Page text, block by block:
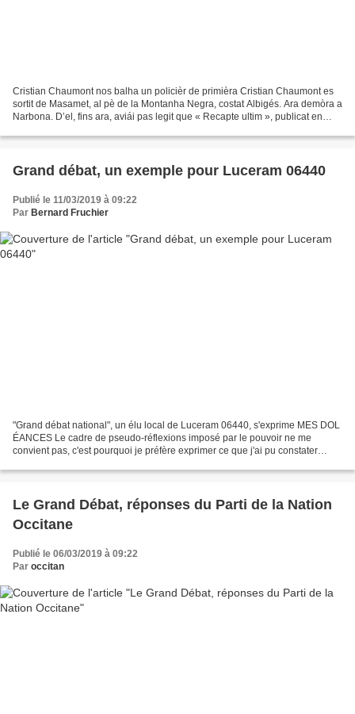
Cristian Chaumont nos balha un policièr de primièra Cristian Chaumont es
sortit de Masamet, al pè de la Montanha Negra, costat Albigés. Ara demòra a
Narbona. D’el, fins ara, aviái pas legit que « Recapte ultim », publicat en
Grand débat, un exemple pour Luceram 06440
Publié le 11/03/2019 à 09:22
Par Bernard Fruchier
"Grand débat national", un élu local de Luceram 06440, s'exprime MES DOL
ÉANCES Le cadre de pseudo-réflexions imposé par le pouvoir ne me
convient pas, c'est pourquoi je préfère exprimer ce que j'ai pu constater
Le Grand Débat, réponses du Parti de la Nation
Occitane
Publié le 06/03/2019 à 09:22
Par occitan